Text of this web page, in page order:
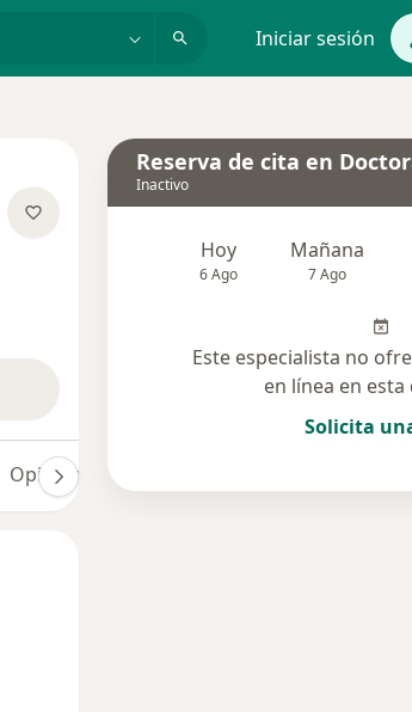
Iniciar sesión
Opiniones (3)
Reserva de cita en
Inactivo
Hoy
6 Ago
Mañana
7 Ago
Este especialista no
en línea en
Solicita